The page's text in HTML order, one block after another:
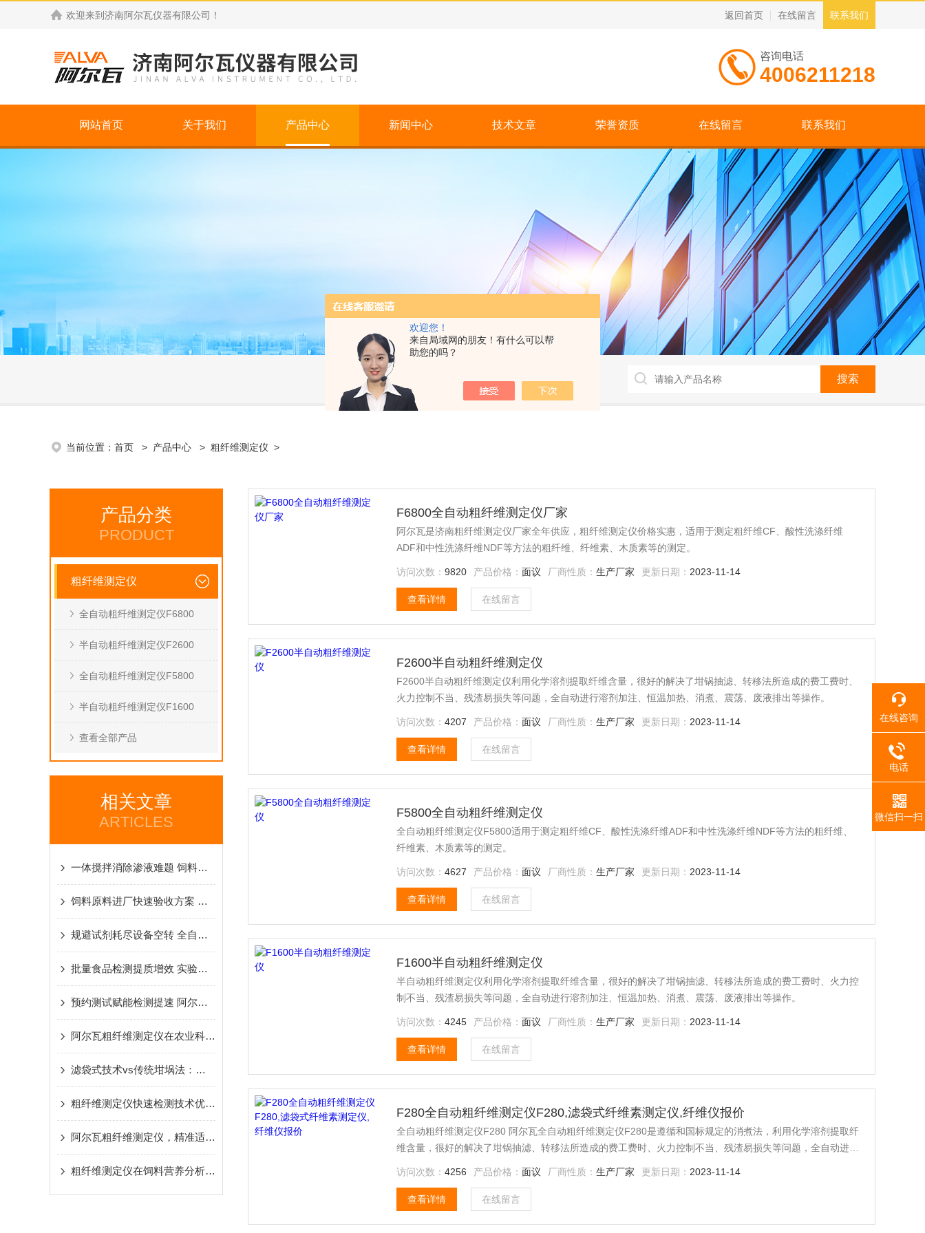
欢迎您！
来自局域网的朋友！有什么可以帮
助您的吗？
欢迎来到 济南阿尔瓦仪器有限公司 ！ 返回首页 在线留言 联系我们
咨询电话
4006211218
网站首页 关于我们 产品中心 新闻中心 技术文章 荣誉资质 在线留言 联系我们
当前位置： 首页 > 产品中心 > 粗纤维测定仪 >
产品分类
PRODUCT
粗纤维测定仪
全自动粗纤维测定仪F6800
半自动粗纤维测定仪F2600
全自动粗纤维测定仪F5800
半自动粗纤维测定仪F1600
查看全部产品
相关文章
ARTICLES
一体搅拌消除渗液难题 饲料纤维检测防腐蚀专用设备解析
饲料原料进厂快速验收方案 阿尔瓦粗纤维测定仪实操应用解析
规避试剂耗尽设备空转 全自动粗纤维测定仪液位监测方案
批量食品检测提质增效 实验室粗纤维测定设备推荐
预约测试赋能检测提速 阿尔瓦粗纤维测定仪优化实验室运行模式
阿尔瓦粗纤维测定仪在农业科研中的应用价值
滤袋式技术vs传统坩埚法：粗纤维检测的技术革新
粗纤维测定仪快速检测技术优势与应用解析
阿尔瓦粗纤维测定仪，精准适配CF/ NDF/ADF 检测
粗纤维测定仪在饲料营养分析中的应用
F6800全自动粗纤维测定仪厂家
阿尔瓦是济南粗纤维测定仪厂家全年供应，粗纤维测定仪价格实惠，适用于测定粗纤维CF、酸性洗涤纤维
ADF和中性洗涤纤维NDF等方法的粗纤维、纤维素、木质素等的测定。
访问次数：9820 产品价格：面议 厂商性质：生产厂家 更新日期： 2023-11-14
查看详情 在线留言
F2600半自动粗纤维测定仪
F2600半自动粗纤维测定仪利用化学溶剂提取纤维含量，很好的解决了坩锅抽滤、转移法所造成的费工费时、
火力控制不当、残渣易损失等问题，全自动进行溶剂加注、恒温加热、消煮、震荡、废液排出等操作。
访问次数：4207 产品价格：面议 厂商性质：生产厂家 更新日期： 2023-11-14
查看详情 在线留言
F5800全自动粗纤维测定仪
全自动粗纤维测定仪F5800适用于测定粗纤维CF、酸性洗涤纤维ADF和中性洗涤纤维NDF等方法的粗纤维、
纤维素、木质素等的测定。
访问次数：4627 产品价格：面议 厂商性质：生产厂家 更新日期： 2023-11-14
查看详情 在线留言
F1600半自动粗纤维测定仪
半自动粗纤维测定仪利用化学溶剂提取纤维含量，很好的解决了坩锅抽滤、转移法所造成的费工费时、火力控
制不当、残渣易损失等问题，全自动进行溶剂加注、恒温加热、消煮、震荡、废液排出等操作。
访问次数：4245 产品价格：面议 厂商性质：生产厂家 更新日期： 2023-11-14
查看详情 在线留言
F280全自动粗纤维测定仪F280,滤袋式纤维素测定仪,纤维仪报价
全自动粗纤维测定仪F280 阿尔瓦全自动粗纤维测定仪F280是遵循和国标规定的消煮法，利用化学溶剂提取纤
维含量，很好的解决了坩锅抽滤、转移法所造成的费工费时、火力控制不当、残渣易损失等问题，全自动进行
访问次数：4256 产品价格：面议 厂商性质：生产厂家 更新日期： 2023-11-14
查看详情 在线留言
在线咨询
电话
微信扫一扫